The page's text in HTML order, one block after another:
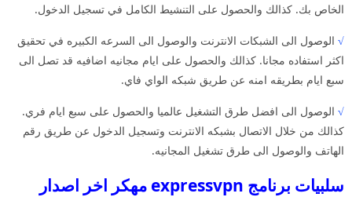
الخاص بك. كذالك والحصول على التنشيط الكامل في تسجيل الدخول.
√ الوصول الى الشبكات الانترنت والوصول الى السرعه الكبيره في تحقيق
اكثر استفاده مجانا. كذالك والحصول على ايام مجانيه اضافيه قد تصل الى
سبع ايام بطريقه امنه عن طريق شبكه الواي فاي.
√ الوصول الى افضل طرق التشغيل عالميا والحصول على سبع ايام فري.
كذالك من خلال الاتصال بشبكه الانترنت وتسجيل الدخول عن طريق رقم
الهاتف والوصول الى طرق تشغيل المجانيه.
سلبيات برنامج expressvpn مهكر اخر اصدار